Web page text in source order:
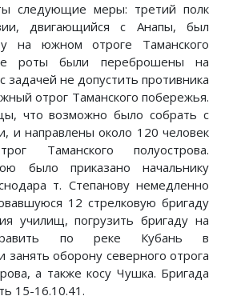
следующие меры: третий полк
двигающийся с Анапы, был
на южном отроге Таманского
роты были переброшены на
задачей не допустить противника
отрог Таманского побережья.
что возможно было собрать с
и направлены около 120 человек
Таманского полуострова.
было приказано начальнику
т. Степанову немедленно
12 стрелковую бригаду
училищ, погрузить бригаду на
по реке Кубань в
занять оборону северного отрога
а также косу Чушка. Бригада
15-16.10.41.